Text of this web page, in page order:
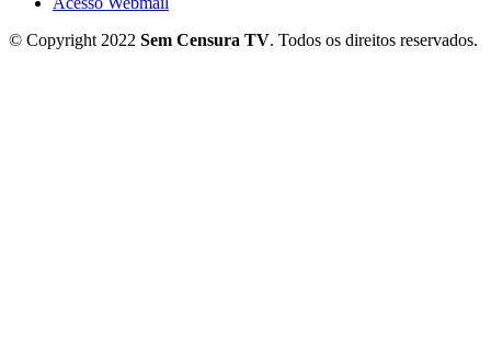
© Copyright 2022 Sem Censura TV. Todos os direitos reservados.